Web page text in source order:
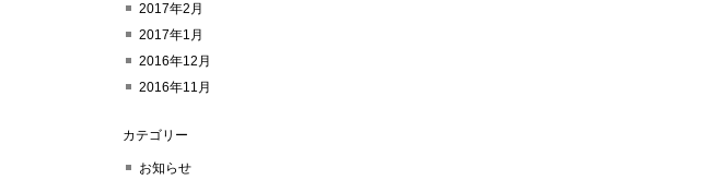
2017年2月
2017年1月
2016年12月
2016年11月
カテゴリー
お知らせ